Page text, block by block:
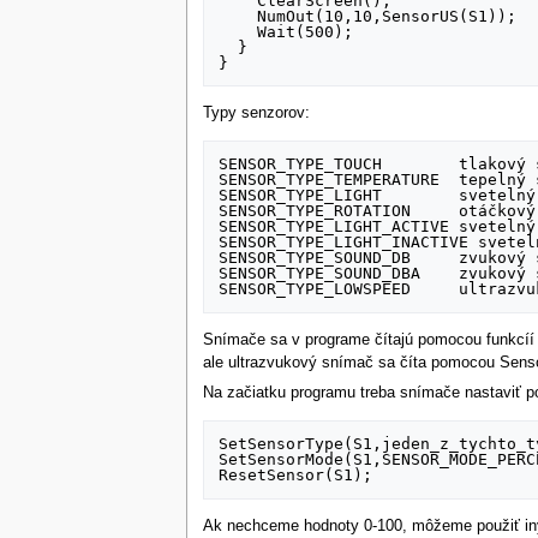
    NumOut(10,10,SensorUS(S1));
    Wait(500);
Typy senzorov:
SENSOR_TYPE_TOUCH
SENSOR_TYPE_TEMPERATURE
SENSOR_TYPE_LIGHT
SENSOR_TYPE_ROTATION
SENSOR_TYPE_LIGHT_ACTIVE
SENSOR_TYPE_LIGHT_INACTIVE
SENSOR_TYPE_SOUND_DB
SENSOR_TYPE_SOUND_DBA
Snímače sa v programe čítajú pomocou funkcíí
ale ultrazvukový snímač sa číta pomocou
Na začiatku programu treba snímače nastaviť
Ak nechceme hodnoty 0-100, môžeme použiť